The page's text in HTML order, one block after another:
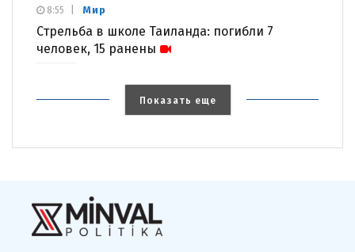
Мир
Стрельба в школе Таиланда: погибли 7
человек, 15 ранены
8:55
Показать еще